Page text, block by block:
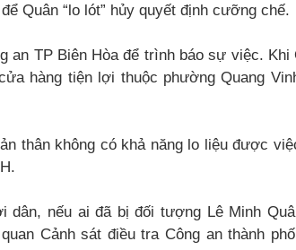
Quân “lo lót” hủy quyết định cưỡng chế.
an TP Biên Hòa để trình báo sự việc. Khi
hàng tiện lợi thuộc phường Quang
thân không có khả năng lo liệu được
dân, nếu ai đã bị đối tượng Lê Minh
Cảnh sát điều tra Công an thành